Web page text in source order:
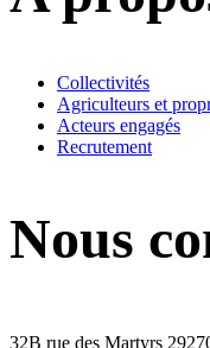
Collectivités
Agriculteurs et
Acteurs engagés
Recrutement
Nous
32B rue des Martyrs